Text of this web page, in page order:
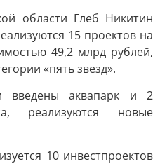
области Глеб Никитин
15 проектов на
49,2 млрд рублей,
«пять звезд».
введены аквапарк и 2
реализуются новые
10 инвестпроектов